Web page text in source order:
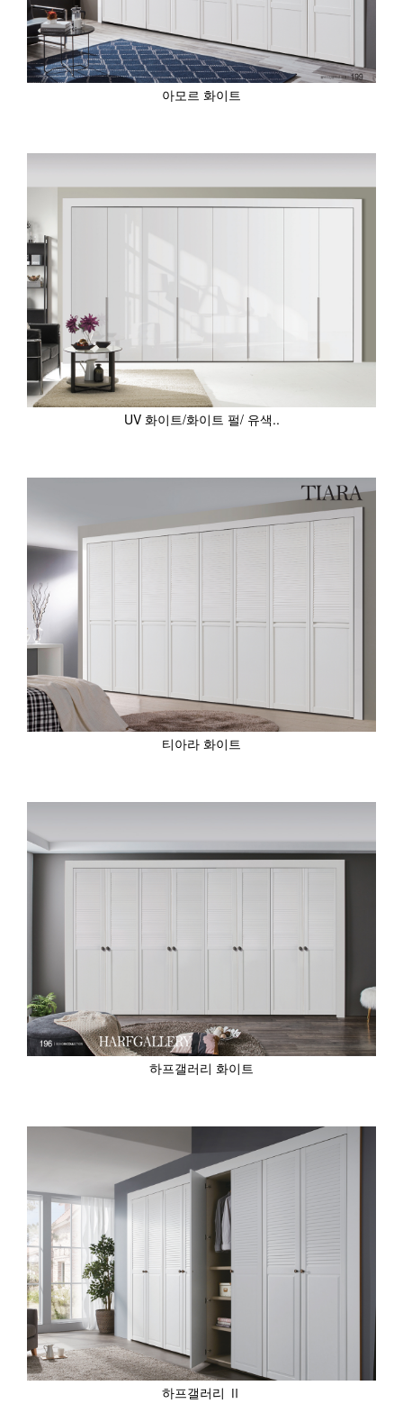
아모르 화이트
UV 화이트/화이트 펄/ 유색..
티아라 화이트
하프갤러리 화이트
하프갤러리 Ⅱ